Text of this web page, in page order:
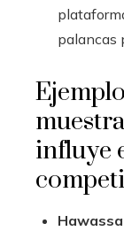
palancas
influye